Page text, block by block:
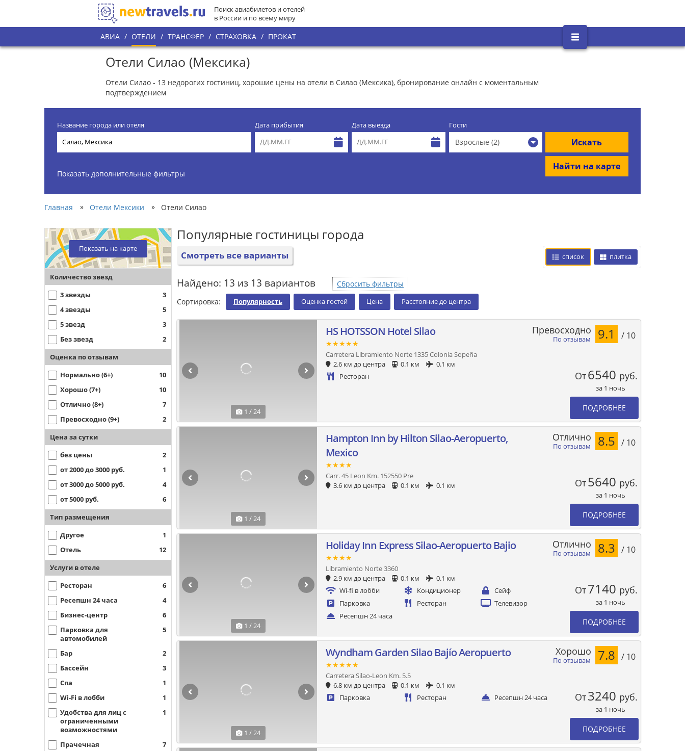
Поиск авиабилетов и отелей
в России и по всему миру
АВИА / ОТЕЛИ / ТРАНСФЕР / СТРАХОВКА / ПРОКАТ
Отели Силао (Мексика)
Отели Силао - 13 недорогих гостиниц, хорошие цены на отели в Силао (Мексика), бронирование онлайн с моментальным
подтверждением
Название города или отеля Дата прибытия Дата выезда Гости
Взрослые (2) Искать
Найти на карте
Показать дополнительные фильтры
Главная » Отели Мексики » Отели Силао
Показать на карте
Количество звезд
3 звезды
3
4 звезды
5
5 звезд
3
Без звезд
2
Оценка по отзывам
Нормально (6+)
10
Хорошо (7+)
10
Отлично (8+)
7
Превосходно (9+)
2
Цена за сутки
без цены
2
от 2000 до 3000 руб.
1
от 3000 до 5000 руб.
4
от 5000 руб.
6
Тип размещения
Другое
1
Отель
12
Услуги в отеле
Ресторан
6
Ресепшн 24 часа
4
Бизнес-центр
6
Парковка для
автомобилей
5
Бар
2
Бассейн
3
Спа
1
Wi-Fi в лобби
1
Удобства для лиц с
ограниченными
возможностями
1
Прачечная
7
Популярные гостиницы города
Смотреть все варианты список плитка
Найдено: 13 из 13 вариантов
Сбросить фильтры
Сортировка:
Популярность Оценка гостей Цена Расстояние до центра
1 / 24
HS HOTSSON Hotel Silao
★★★★★
Carretera Libramiento Norte 1335 Colonia Sopeña
2.6 км до центра
0.1 км
0.1 км
Ресторан
По отзывам
Превосходно 9.1 / 10
От6540 руб.
за 1 ночь
ПОДРОБНЕЕ
1 / 24
Hampton Inn by Hilton Silao-Aeropuerto,
Mexico
★★★★
Carr. 45 Leon Km. 152550 Pre
3.6 км до центра
0.1 км 0.1 км
По отзывам
Отлично 8.5 / 10
От5640 руб.
за 1 ночь
ПОДРОБНЕЕ
1 / 24
Holiday Inn Express Silao-Aeropuerto Bajio
★★★★
Libramiento Norte 3360
2.9 км до центра
0.1 км
0.1 км
Wi-fi в лобби
Кондиционер
Сейф
Парковка
Ресторан
Телевизор
Ресепшн 24 часа
По отзывам
Отлично 8.3 / 10
От7140 руб.
за 1 ночь
ПОДРОБНЕЕ
1 / 24
Wyndham Garden Silao Bajío Aeropuerto
★★★★★
Carretera Silao-Leon Km. 5.5
6.8 км до центра
0.1 км
0.1 км
Парковка
Ресторан Ресепшн 24 часа
По отзывам
Хорошо 7.8 / 10
От3240 руб.
за 1 ночь
ПОДРОБНЕЕ